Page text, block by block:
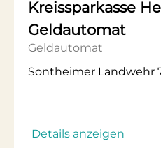
Kreissparkasse
Geldautomat
Geldautomat
Sontheimer Landwehr
Details anzeigen